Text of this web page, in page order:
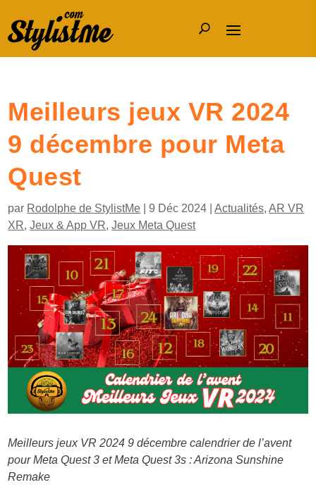
Meilleurs jeux VR 2024
9 décembre pour Meta
Quest
par Rodolphe de StylistMe |9 Déc 2024 |Actualités,AR VR
XR,Jeux & App VR,Jeux Meta Quest
Meilleurs jeux VR 2024 9 décembre calendrier de l’avent
pour Meta Quest 3 et Meta Quest 3s : Arizona Sunshine
Remake